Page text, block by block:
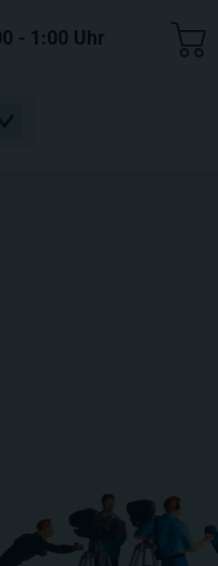
- 1:00 Uhr